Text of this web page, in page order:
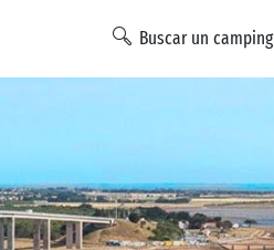
Buscar un camping